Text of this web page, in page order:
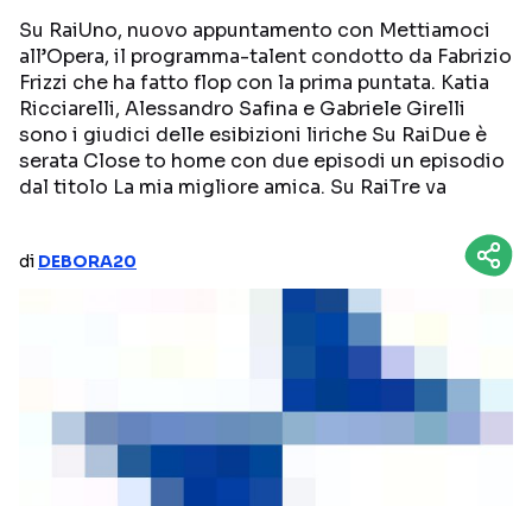
Streaming
NETFLIX
AMAZON PRIME VIDEO
RAIPLAY
MEDIASET INFINITY
DAZN
NOTIZIE
ANTEPRIME
INTERVISTE
RUBRICHE
Su RaiUno, nuovo appuntamento con Mettiamoci
all’Opera, il programma-talent condotto da Fabrizio
Frizzi che ha fatto flop con la prima puntata. Katia
Ricciarelli, Alessandro Safina e Gabriele Girelli
sono i giudici delle esibizioni liriche Su RaiDue è
serata Close to home con due episodi un episodio
dal titolo La mia migliore amica. Su RaiTre va
di DEBORA20